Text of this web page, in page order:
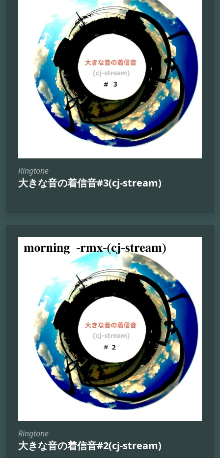
Ringtone
大きな音の着信音#3(cj-stream)
Ringtone
大きな音の着信音#2(cj-stream)